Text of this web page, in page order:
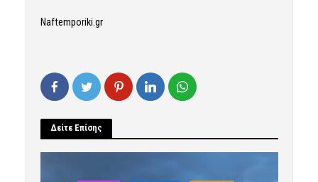
Naftemporiki.gr
Δείτε Επίσης